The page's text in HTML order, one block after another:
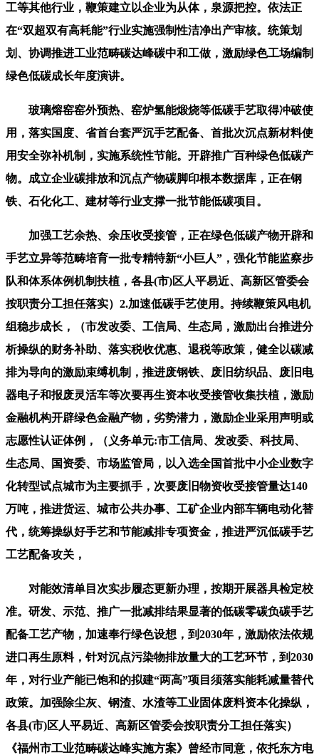
工等其他行业，鞭策建立以企业为从体，泉源把控。依法正
在“双超双有高耗能”行业实施强制性洁净出产审核。统策划
划、协调推进工业范畴碳达峰碳中和工做，激励绿色工场编制
绿色低碳成长年度演讲。
玻璃熔窑窑外预热、窑炉氢能煅烧等低碳手艺取得冲破使
用，落实国度、省首台套严沉手艺配备、首批次沉点新材料使
用安全弥补机制，实施系统性节能。开辟推广百种绿色低碳产
物。成立企业碳排放和沉点产物碳脚印根本数据库，正在钢
铁、石化化工、建材等行业支撑一批节能低碳项目。
加强工艺余热、余压收受接管，正在绿色低碳产物开辟和
手艺立异等范畴培育一批专精特新“小巨人”，强化节能监察步
队和体系体例机制扶植，各县(市)区人平易近、高新区管委会
按职责分工担任落实）2.加速低碳手艺使用。持续鞭策风电机
组稳步成长，（市发改委、工信局、生态局，激励出台推进分
析操纵的财务补助、落实税收优惠、退税等政策，健全以碳减
排为导向的激励束缚机制，推进废钢铁、废旧纺织品、废旧电
器电子和报废灵活车等次要再生资本收受接管收集扶植，激励
金融机构开辟绿色金融产物，劣势潜力，激励企业采用声明或
志愿性认证体例，（义务单元:市工信局、发改委、科技局、
生态局、国资委、市场监管局，以入选全国首批中小企业数字
化转型试点城市为主要抓手，次要废旧物资收受接管量达140
万吨，推进货运、城市公共办事、工矿企业内部车辆电动化替
代，统筹操纵好手艺和节能减排专项资金，推进严沉低碳手艺
工艺配备攻关，
对能效清单目次实步履态更新办理，按期开展器具检定校
准。研发、示范、推广一批减排结果显著的低碳零碳负碳手艺
配备工艺产物，加速奉行绿色设想，到2030年，激励依法依规
进口再生原料，针对沉点污染物排放量大的工艺环节，到2030
年，对行业产能已饱和的拟建“两高”项目须落实能耗减量替代
政策。加强除尘灰、钢渣、水渣等工业固体废料资本化操纵，
各县(市)区人平易近、高新区管委会按职责分工担任落实）
《福州市工业范畴碳达峰实施方案》曾经市同意，依托东方电